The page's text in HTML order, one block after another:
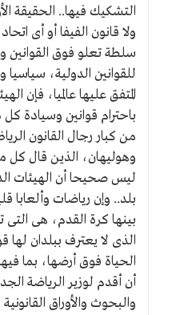
التشكيك فيها.. الحقيقة
ولا قانون الفيفا أو أى
سلطة تعلو فوق القوانين
للقوانين الدولية،
المتفق عليها عالميا، فإن
باحترام قوانين وسيادة كل
من كبار رجال القانون
وهوليهان، الذين قال كل
ليس صحيحا أن الهيئات
بلد.. وإن رياضات وألعابا
بينها كرة القدم، هى التى
الذى لا يعترف ببلدان لها
الحياة فوق أرضها، بما
أن أقدم لوزير الرياضة
والبحوث والأوراق